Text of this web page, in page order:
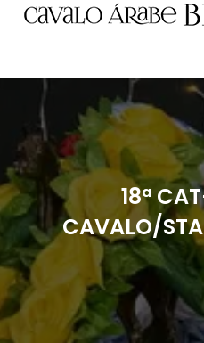
18ª
CAVALO/